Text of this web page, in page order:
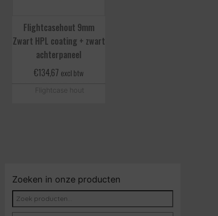
Flightcasehout 9mm
Zwart HPL coating + zwart
achterpaneel
€134,67 excl btw
Flightcase hout
Zoeken in onze producten
Zoeken naar: